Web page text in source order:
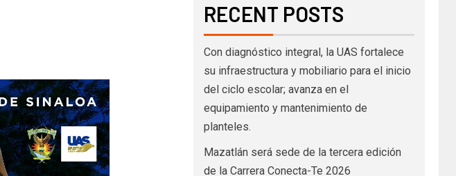
RECENT POSTS
Con diagnóstico integral, la UAS fortalece
su infraestructura y mobiliario para el inicio
del ciclo escolar; avanza en el
equipamiento y mantenimiento de
planteles.
Mazatlán será sede de la tercera edición
de la Carrera Conecta-Te 2026